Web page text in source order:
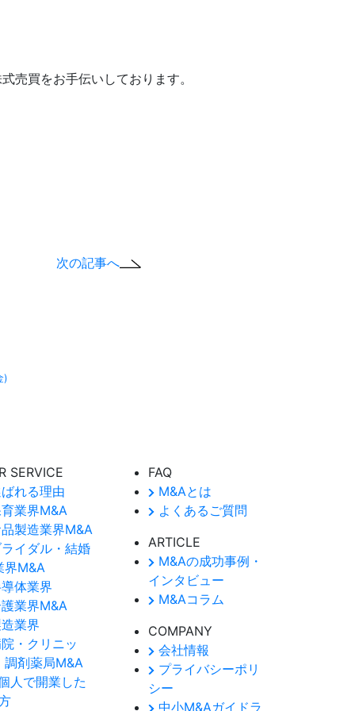
売買をお手伝いしております。
次の記事へ
)
SERVICE
れる理由
業界M&A
製造業界M&A
イダル・結婚
界M&A
体業界
業界M&A
業界
・クリニッ
調剤薬局M&A
人で開業した
FAQ
M&Aとは
よくあるご質問
ARTICLE
M&Aの成功事例・
インタビュー
M&Aコラム
COMPANY
会社情報
プライバシーポリ
シー
中小M&Aガイドラ